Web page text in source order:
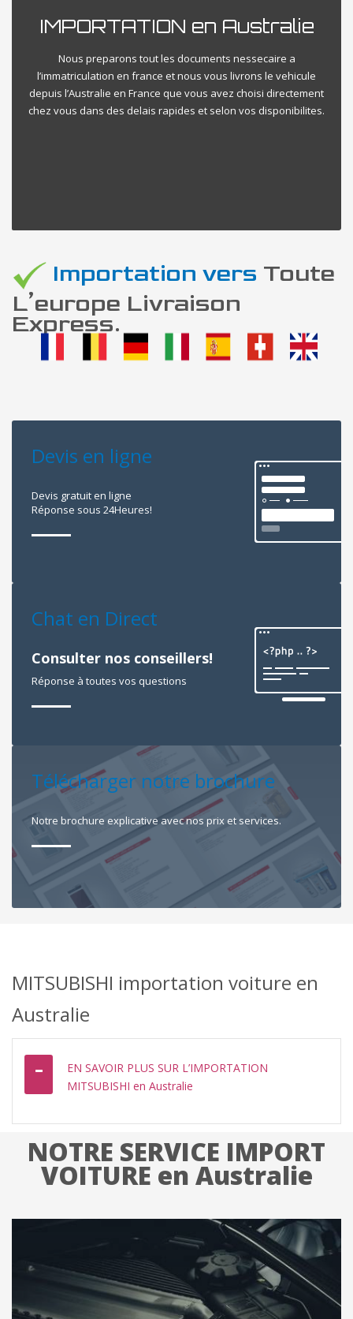
IMPORTATION en Australie
Nous preparons tout les documents nessecaire a
l’immatriculation en france et nous vous livrons le vehicule
depuis l’Australie en France que vous avez choisi directement
chez vous dans des delais rapides et selon vos disponibilites.
Importation vers Toute
L’europe Livraison
Express.
Devis en ligne
Devis gratuit en ligne
Réponse sous 24Heures!
Chat en Direct
Consulter nos conseillers!
Réponse à toutes vos questions
Télécharger notre brochure
Notre brochure explicative avec nos prix et services.
MITSUBISHI importation voiture en
Australie
EN SAVOIR PLUS SUR L’IMPORTATION
MITSUBISHI en Australie
NOTRE SERVICE IMPORT
VOITURE en Australie